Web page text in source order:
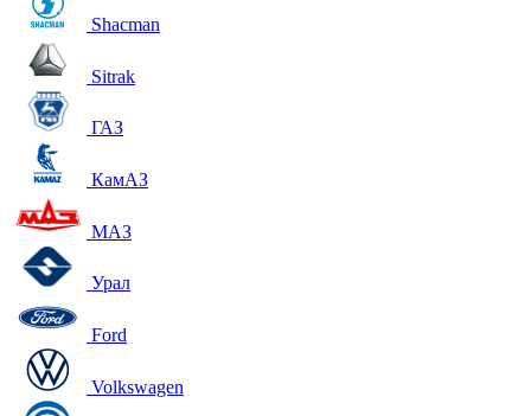
Shacman
Sitrak
ГАЗ
КамАЗ
МАЗ
Урал
Ford
Volkswagen